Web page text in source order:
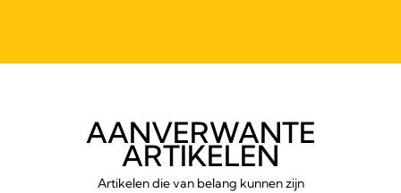
AANVERWANTE
ARTIKELEN
Artikelen die van belang kunnen zijn